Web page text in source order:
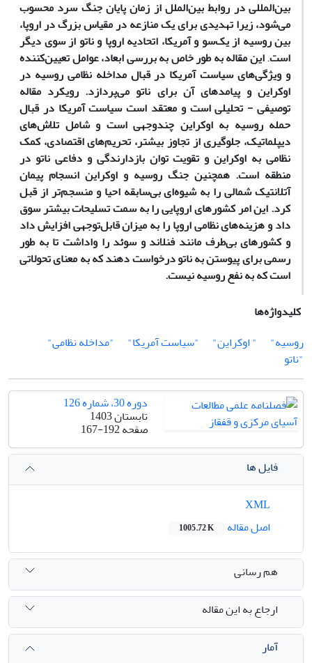
بین‌المللی در روابط بین‌الملل از زمان پایان جنگ سرد محسوب
می‌شود، زیرا تهدیدی برای یک منازعه در مقیاس بزرگ در اروپا،
بین روسیه از یک‌سو و آمریکا، اتحادیه اروپا و ناتو از سوی دیگر
است.این مقاله به طور خاص به بررسی ابعاد، عوامل تعیین‌کننده
و ویژگی‌های سیاست آمریکا در قبال مداخله نظامی روسیه در
اوکراین و پیامدهای آن برای ناتو می‌پردازد. رویکرد مقاله
توصیفی - تحلیلی است و معتقد است سیاست آمریکا در قبال
حمله روسیه به اوکراین چندوجهی است و شامل تلاش‌های
دیپلماتیک، جلوگیری از تجاوز بیشتر، تحریم‌های اقتصادی، کمک
نظامی به اوکراین و تقویت توان بازدارندگی و دفاعی ناتو در
منطقه است. همچنین جنگ روسیه و اوکراین انسجام پیمان
آتلانتیک شمالی را به شیوه‌ای بی‌سابقه احیا و منسجم‌تر از قبل
کرد. این امر کشورهای اروپایی را به سمت تسلیحات بیشتر سوق
داد و هزینه‌های نظامی اروپا را به میزان قابل‌توجهی افزایش داد
و کشورهای بی‌طرف مانند فنلاند و سوئد را واداشت تا به طور
رسمی برای پیوستن به ناتو درخواست دهند که به معنای تحولاتی
است که به نفع روسیه نیست.
کلیدواژه‌ها
روسیه"
" اوکراین" "سیاست آمریکا"
"مداخله نظامی"
"ناتو
دوره 30، شماره 126
تابستان 1403
صفحه167-192
فایل ها
اصل مقاله
1005.72 K
هم رسانی
ارجاع به این مقاله
آمار